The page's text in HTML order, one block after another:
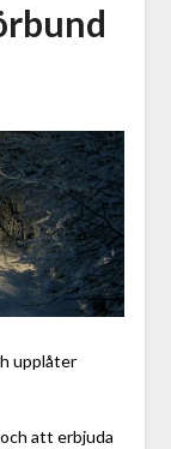
upplåter
att erbjuda